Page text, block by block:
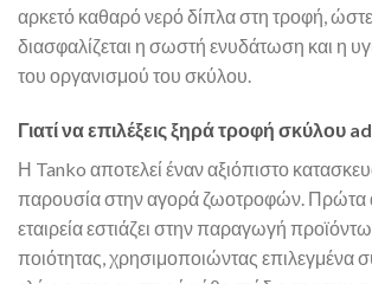
αρκετό καθαρό νερό δίπλα στη τροφή,
διασφαλίζεται η σωστή ενυδάτωση και η
του οργανισμού του σκύλου.
Γιατί να επιλέξεις ξηρά τροφή σκύλου
Η Tanko αποτελεί έναν αξιόπιστο
παρουσία στην αγορά ζωοτροφών. Πρώτα
εταιρεία εστιάζει στην παραγωγή
ποιότητας, χρησιμοποιώντας επιλεγμένα